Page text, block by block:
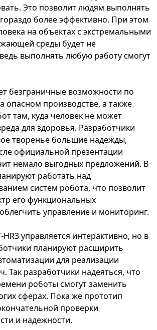
Это позволит людям выполнять
более эффективно. При этом
на объектах с экстремальными
среды будет не
выполнять любую работу смогут
безграничные возможности по
опасном производстве, а также
там, куда человек не может
для здоровья. Разработчики
творенье большие надежды,
официальной презентации
немало выгодных предложений. В
работать над
систем робота, что позволит
его функциональных
управление и мониторинг.
управляется интерактивно, но в
планируют расширить
для реализации
Так разработчики надеяться, что
роботы смогут заменить
сферах. Пока же прототип
проверки
и надежности.